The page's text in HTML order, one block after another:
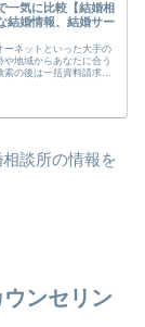
一気に比較【結婚相
結婚情報、結婚サー
ーネットといった大手の
地域からあなたに合う
索の後は一括資料請求
談所の情報を
ンセリン